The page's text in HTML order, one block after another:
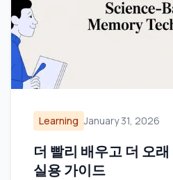
Learning January 31, 2026
더 빨리 배우고 더 오
실용 가이드